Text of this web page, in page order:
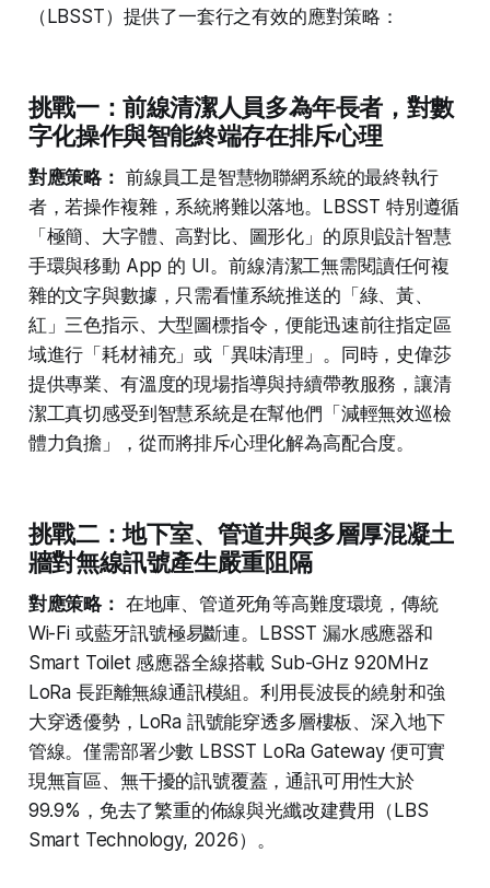
（LBSST）提供了一套行之有效的應對策略：
挑戰一：前線清潔人員多為年長者，對數
字化操作與智能終端存在排斥心理
對應策略： 前線員工是智慧物聯網系統的最終執行
者，若操作複雜，系統將難以落地。LBSST 特別遵循
「極簡、大字體、高對比、圖形化」的原則設計智慧
手環與移動 App 的 UI。前線清潔工無需閱讀任何複
雜的文字與數據，只需看懂系統推送的「綠、黃、
紅」三色指示、大型圖標指令，便能迅速前往指定區
域進行「耗材補充」或「異味清理」。同時，史偉莎
提供專業、有溫度的現場指導與持續帶教服務，讓清
潔工真切感受到智慧系統是在幫他們「減輕無效巡檢
體力負擔」，從而將排斥心理化解為高配合度。
挑戰二：地下室、管道井與多層厚混凝土
牆對無線訊號產生嚴重阻隔
對應策略： 在地庫、管道死角等高難度環境，傳統
Wi-Fi 或藍牙訊號極易斷連。LBSST 漏水感應器和
Smart Toilet 感應器全線搭載 Sub-GHz 920MHz
LoRa 長距離無線通訊模組。利用長波長的繞射和強
大穿透優勢，LoRa 訊號能穿透多層樓板、深入地下
管線。僅需部署少數 LBSST LoRa Gateway 便可實
現無盲區、無干擾的訊號覆蓋，通訊可用性大於
99.9%，免去了繁重的佈線與光纖改建費用（LBS
Smart Technology, 2026）。